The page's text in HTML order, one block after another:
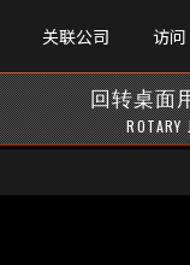
关联公司 访问
回转桌面
ROTARY